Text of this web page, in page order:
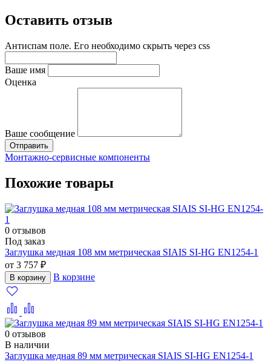
Оставить отзыв
Антиспам поле. Его необходимо скрыть через css
Ваше имя
Оценка
Ваше сообщение
Монтажно‑сервисные компоненты
Похожие товары
0 отзывов
Под заказ
Заглушка медная 108 мм метрическая SIAIS SI-HG EN1254-1
от 3 757 ₽
В корзину В корзине
0 отзывов
В наличии
Заглушка медная 89 мм метрическая SIAIS SI-HG EN1254-1